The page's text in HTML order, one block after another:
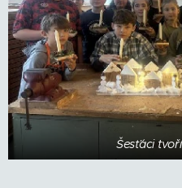
Šesťáci